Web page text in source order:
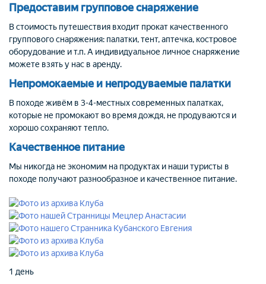
Предоставим групповое снаряжение
В стоимость путешествия входит прокат качественного
группового снаряжения: палатки, тент, аптечка, костровое
оборудование и т.п. А индивидуальное личное снаряжение
можете взять у нас в аренду.
Непромокаемые и непродуваемые палатки
В походе живём в 3-4-местных современных палатках,
которые не промокают во время дождя, не продуваются и
хорошо сохраняют тепло.
Качественное питание
Мы никогда не экономим на продуктах и наши туристы в
походе получают разнообразное и качественное питание.
1 день